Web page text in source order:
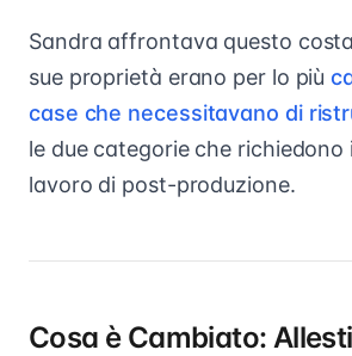
Sandra affrontava questo
sue proprietà erano per lo più
case che necessitavano di
le due categorie che richiedono
lavoro di post-produzione.
Cosa è Cambiato: